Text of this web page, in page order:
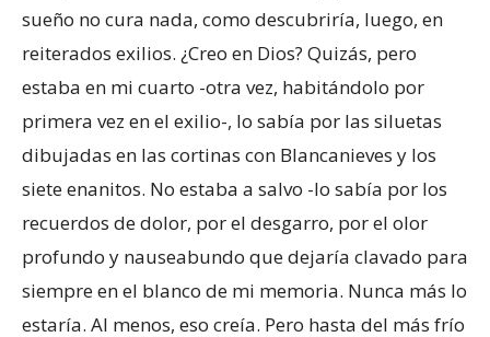
sueño no cura nada, como descubriría, luego, en
reiterados exilios. ¿Creo en Dios? Quizás, pero
estaba en mi cuarto -otra vez, habitándolo por
primera vez en el exilio-, lo sabía por las siluetas
dibujadas en las cortinas con Blancanieves y los
siete enanitos. No estaba a salvo -lo sabía por los
recuerdos de dolor, por el desgarro, por el olor
profundo y nauseabundo que dejaría clavado para
siempre en el blanco de mi memoria. Nunca más lo
estaría. Al menos, eso creía. Pero hasta del más frío